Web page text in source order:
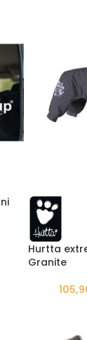
Hurtta
Granite